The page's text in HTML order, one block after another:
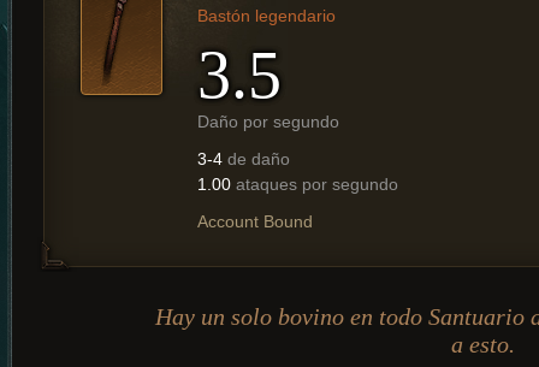
Bastón legendario
3.5
Daño por segundo
3-4 de daño
1.00 ataques por segundo
Account Bound
Hay un solo bovino en todo
a esto.